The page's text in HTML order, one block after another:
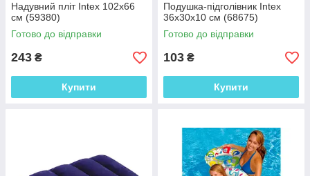
Надувний пліт Intex 102х66
см (59380)
Готово до відправки
243 ₴
Купити
Подушка-підголівник Intex
36х30х10 см (68675)
Готово до відправки
103 ₴
Купити